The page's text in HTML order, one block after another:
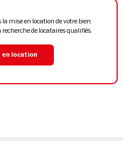
mise en location de votre bien.
de locataires qualifiés.
location